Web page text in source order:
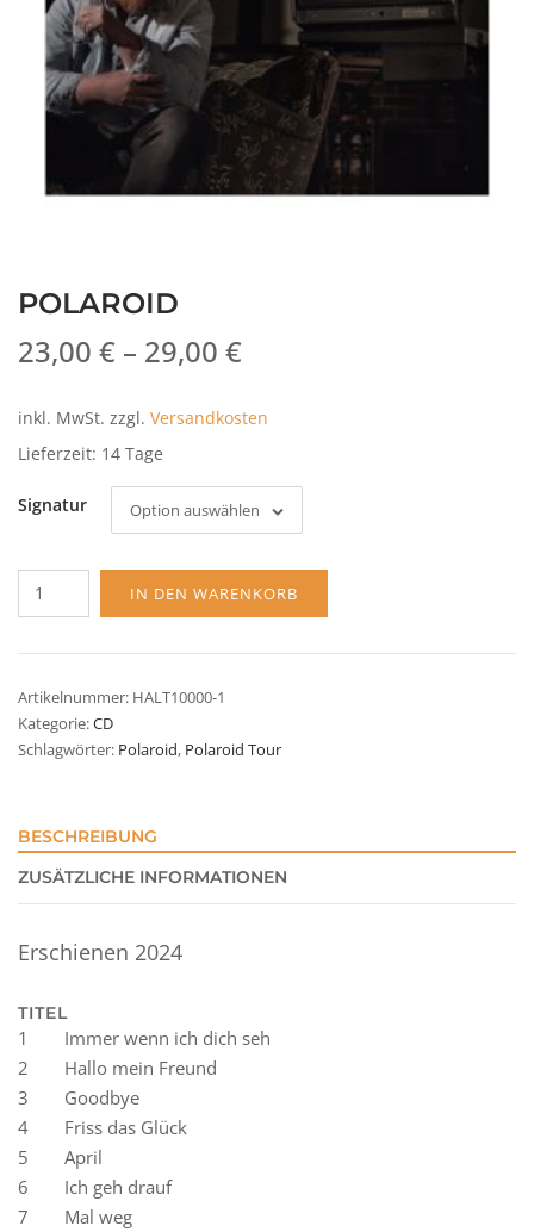
POLAROID
23,00 € – 29,00 €
inkl. MwSt. zzgl. Versandkosten
Lieferzeit: 14 Tage
Signatur Option auswählen
IN DEN WARENKORB
Artikelnummer: HALT10000-1
Kategorie:CD
Schlagwörter: Polaroid, Polaroid Tour
BESCHREIBUNG
ZUSÄTZLICHE INFORMATIONEN
Erschienen 2024
TITEL
1
Immer wenn ich dich seh
2
Hallo mein Freund
3
Goodbye
4
Friss das Glück
5
April
6
Ich geh drauf
7
Mal weg